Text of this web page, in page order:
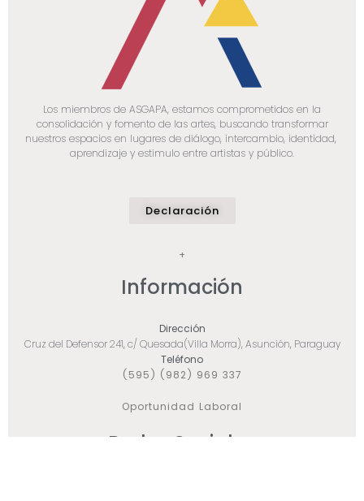
Los miembros de ASGAPA, estamos comprometidos en la
consolidación y fomento de las artes, buscando transformar
nuestros espacios en lugares de diálogo, intercambio, identidad,
aprendizaje y estimulo entre artistas y público.
Declaración
+
Información
Dirección
Cruz del Defensor 241, c/ Quesada(Villa Morra), Asunción, Paraguay
Teléfono
(595) (982) 969 337
Oportunidad Laboral
Redes Sociales